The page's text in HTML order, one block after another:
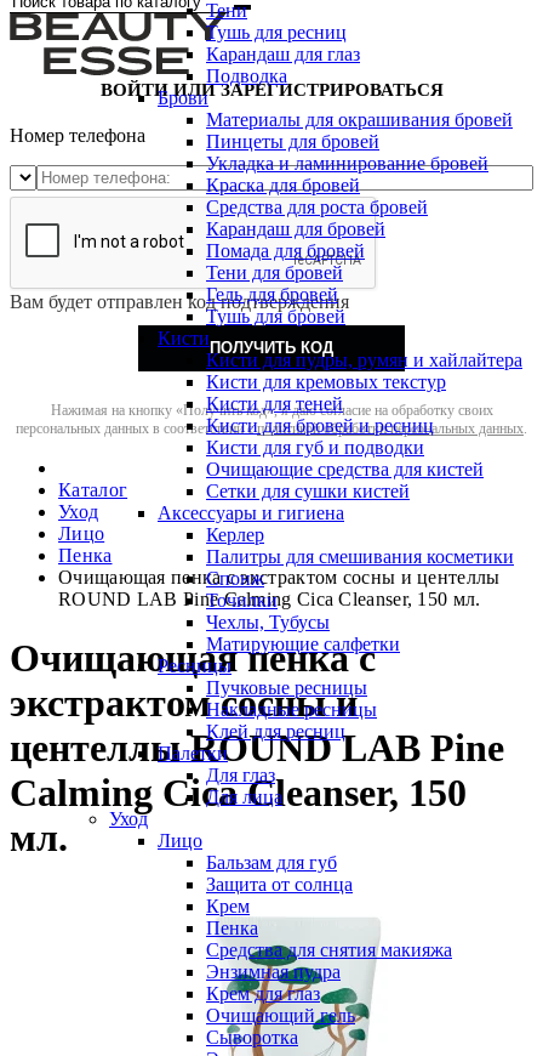
Тени
Тушь для ресниц
Карандаш для глаз
Подводка
Брови
Материалы для окрашивания бровей
Пинцеты для бровей
Укладка и ламинирование бровей
Краска для бровей
Средства для роста бровей
Карандаш для бровей
Помада для бровей
Тени для бровей
Гель для бровей
Тушь для бровей
Кисти
Кисти для пудры, румян и хайлайтера
Кисти для кремовых текстур
Кисти для теней
Кисти для бровей и ресниц
Кисти для губ и подводки
Очищающие средства для кистей
Сетки для сушки кистей
Аксессуары и гигиена
Керлер
Палитры для смешивания косметики
Спонж
Точилки
Чехлы, Тубусы
Матирующие салфетки
Ресницы
Пучковые ресницы
Накладные ресницы
Клей для ресниц
Палетки
Для глаз
Для лица
Уход
Лицо
Бальзам для губ
Защита от солнца
Крем
Пенка
Средства для снятия макияжа
Энзимная пудра
Крем для глаз
Очищающий гель
Сыворотка
ВОЙТИ ИЛИ ЗАРЕГИСТРИРОВАТЬСЯ
Номер телефона
Вам будет отправлен код подтверждения
ПОЛУЧИТЬ КОД
Нажимая на кнопку «Получить код», я даю согласие на обработку своих
персональных данных в соответствии сполитикой обработки персональных данных.
Каталог
Уход
Лицо
Пенка
Очищающая пенка с экстрактом сосны и центеллы
ROUND LAB Pine Calming Cica Cleanser, 150 мл.
Очищающая пенка с
экстрактом сосны и
центеллы ROUND LAB Pine
Calming Cica Cleanser, 150
мл.